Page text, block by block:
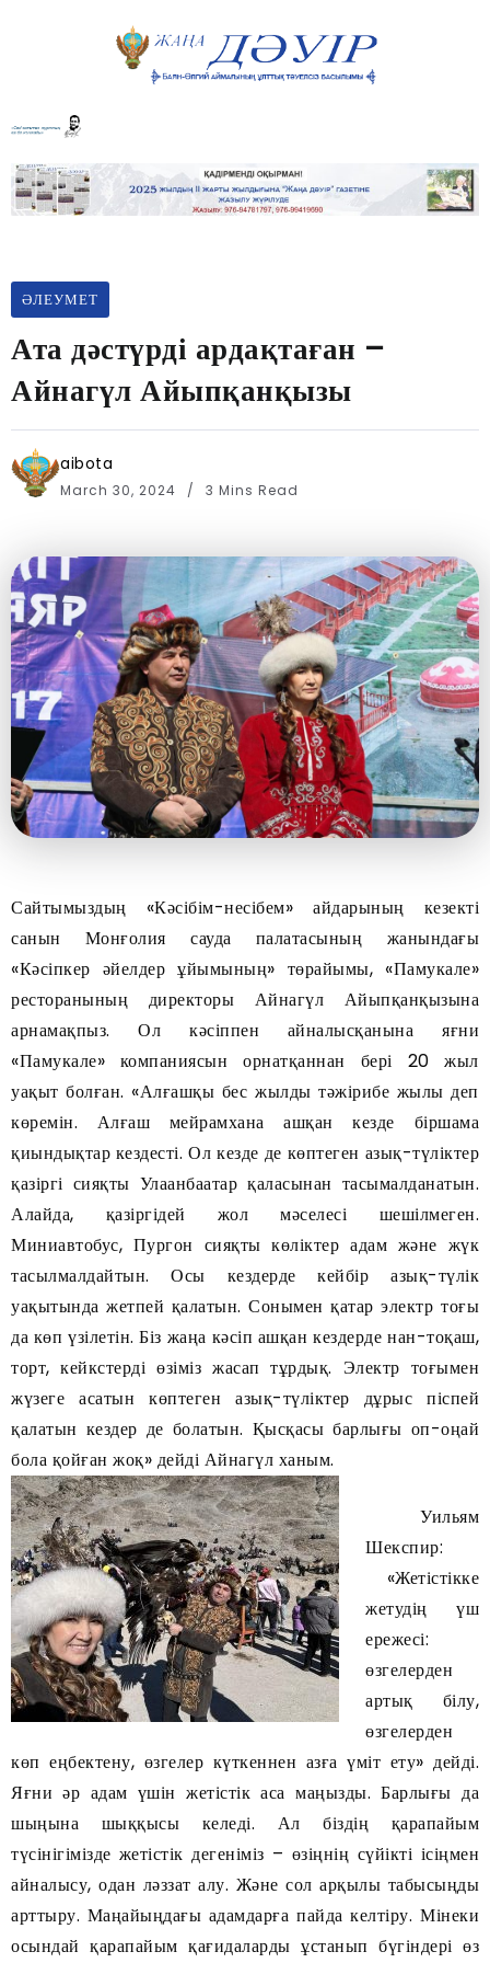
ӘЛЕУМЕТ
Ата дәстүрді ардақтаған –
Айнагүл Айыпқанқызы
aibota
March 30, 2024 3 Mins Read
Сайтымыздың «Кәсібім-несібем» айдарының кезекті
санын Монғолия сауда палатасының жанындағы
«Кәсіпкер әйелдер ұйымының» төрайымы, «Памукале»
ресторанының директоры Айнагүл Айыпқанқызына
арнамақпыз. Ол кәсіппен айналысқанына яғни
«Памукале» компаниясын орнатқаннан бері 20 жыл
уақыт болған. «Алғашқы бес жылды тәжірибе жылы деп
көремін. Алғаш мейрамхана ашқан кезде біршама
қиындықтар кездесті. Ол кезде де көптеген азық-түліктер
қазіргі сияқты Улаанбаатар қаласынан тасымалданатын.
Алайда, қазіргідей жол мәселесі шешілмеген.
Миниавтобус, Пургон сияқты көліктер адам және жүк
тасылмалдайтын. Осы кездерде кейбір азық-түлік
уақытында жетпей қалатын. Сонымен қатар электр тоғы
да көп үзілетін. Біз жаңа кәсіп ашқан кездерде нан-тоқаш,
торт, кейкстерді өзіміз жасап тұрдық. Электр тоғымен
жүзеге асатын көптеген азық-түліктер дұрыс піспей
қалатын кездер де болатын. Қысқасы барлығы оп-оңай
бола қойған жоқ» дейді Айнагүл ханым.
Уильям
Шекспир:
«Жетістікке
жетудің үш
ережесі:
өзгелерден
артық білу,
өзгелерден
көп еңбектену, өзгелер күткеннен азға үміт ету» дейді.
Яғни әр адам үшін жетістік аса маңызды. Барлығы да
шыңына шыққысы келеді. Ал біздің қарапайым
түсінігімізде жетістік дегеніміз – өзіңнің сүйікті ісіңмен
айналысу, одан ләззат алу. Және сол арқылы табысыңды
арттыру. Маңайыңдағы адамдарға пайда келтіру. Мінеки
осындай қарапайым қағидаларды ұстанып бүгіндері өз